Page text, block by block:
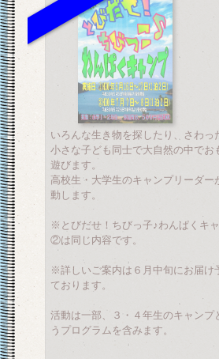
いろんな生き物を探したり、さわっ
小さな子ども同士で大自然の中でお
遊びます。
高校生・大学生のキャンプリーダー
動します。
※とびだせ！ちびっ子♪わんぱくキ
②は同じ内容です。
※詳しいご案内は６月中旬にお届け
ております。
活動は一部、３・４年生のキャンプ
うプログラムを含みます。